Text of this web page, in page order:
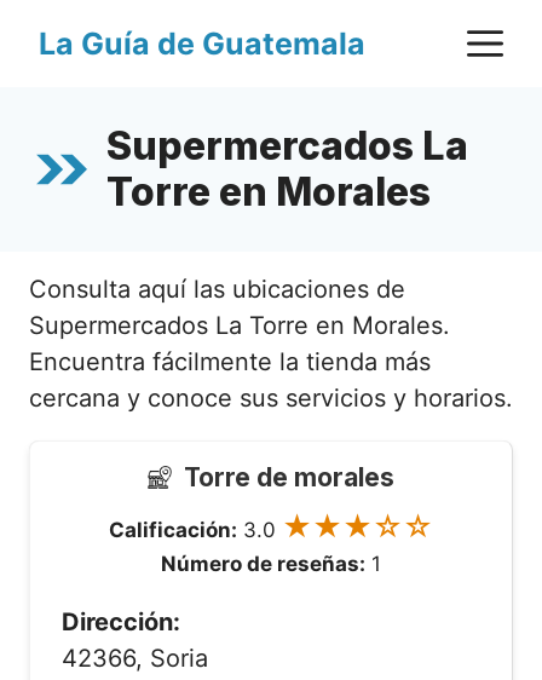
La Guía de Guatemala
Supermercados La
Torre en Morales
Consulta aquí las ubicaciones de
Supermercados La Torre en Morales.
Encuentra fácilmente la tienda más
cercana y conoce sus servicios y horarios.
Torre de morales
Calificación: 3.0 ★★★☆☆
Número de reseñas: 1
Dirección:
42366, Soria